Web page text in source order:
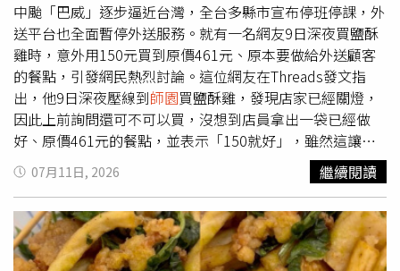
中颱「巴威」逐步逼近台灣，全台多縣市宣布停班停課，外
送平台也全面暫停外送服務。就有一名網友9日深夜買鹽酥
雞時，意外用150元買到原價461元、原本要做給外送顧客
的餐點，引發網民熱烈討論。這位網友在Threads發文指
出，他9日深夜壓線到師園買鹽酥雞，發現店家已經關燈，
因此上前詢問還可不可以買，沒想到店員拿出一袋已經做
好、原價461元的餐點，並表示「150就好」，雖然這讓他
感到疑惑，但還是默默付錢後將餐點帶走。原PO提到，後
來他回想，推測可能是因為宣布停班停課，沒有外送員可以
配送，所以店家才會便宜賣給現場顧客，「江先生抱歉了，
我們把你的師園吃掉了！」貼文曝光後，迅速吸引超過2.2
萬人按讚，不少鄉民紛紛留言道，「江先生的單很有品味，
07月11日, 2026 繼續閱讀